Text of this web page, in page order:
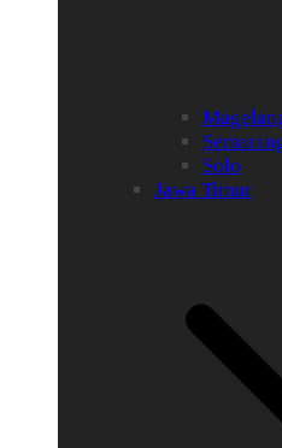
Solo
Jawa Timur